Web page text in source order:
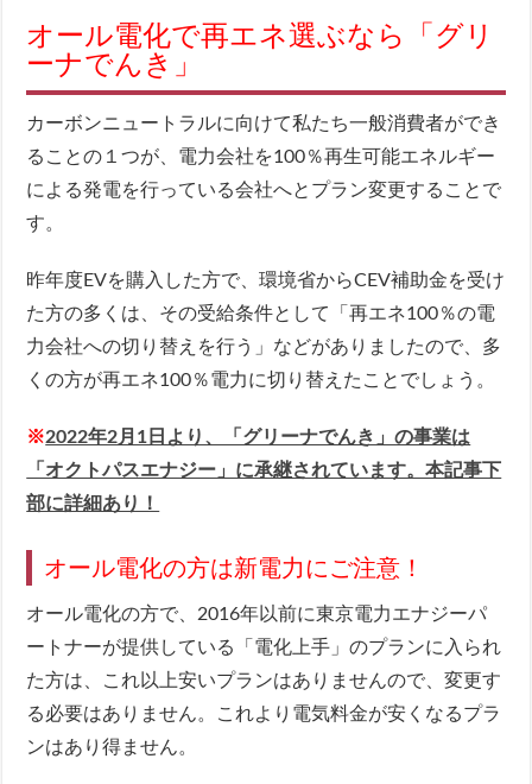
オール電化で再エネ選ぶなら「グリ
ーナでんき」
カーボンニュートラルに向けて私たち一般消費者ができ
ることの１つが、電力会社を100％再生可能エネルギー
による発電を行っている会社へとプラン変更することで
す。
昨年度EVを購入した方で、環境省からCEV補助金を受け
た方の多くは、その受給条件として「再エネ100％の電
力会社への切り替えを行う」などがありましたので、多
くの方が再エネ100％電力に切り替えたことでしょう。
※2022年2月1日より、「グリーナでんき」の事業は
「オクトパスエナジー」に承継されています。本記事下
部に詳細あり！
オール電化の方は新電力にご注意！
オール電化の方で、2016年以前に東京電力エナジーパ
ートナーが提供している「電化上手」のプランに入られ
た方は、これ以上安いプランはありませんので、変更す
る必要はありません。これより電気料金が安くなるプラ
ンはあり得ません。